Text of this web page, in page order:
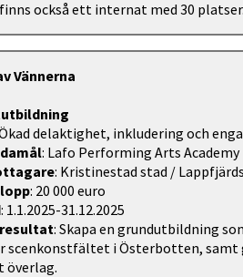
finns också ett internat med 30 platser.
Vännerna
delaktighet, inkludering och
: Lafo Performing Arts Academy
: Kristinestad stad /
: 20 000 euro
: 1.1.2025-31.12.2025
: Skapa en grundutbildning
scenkonstfältet i Österbotten, samt
överlag.